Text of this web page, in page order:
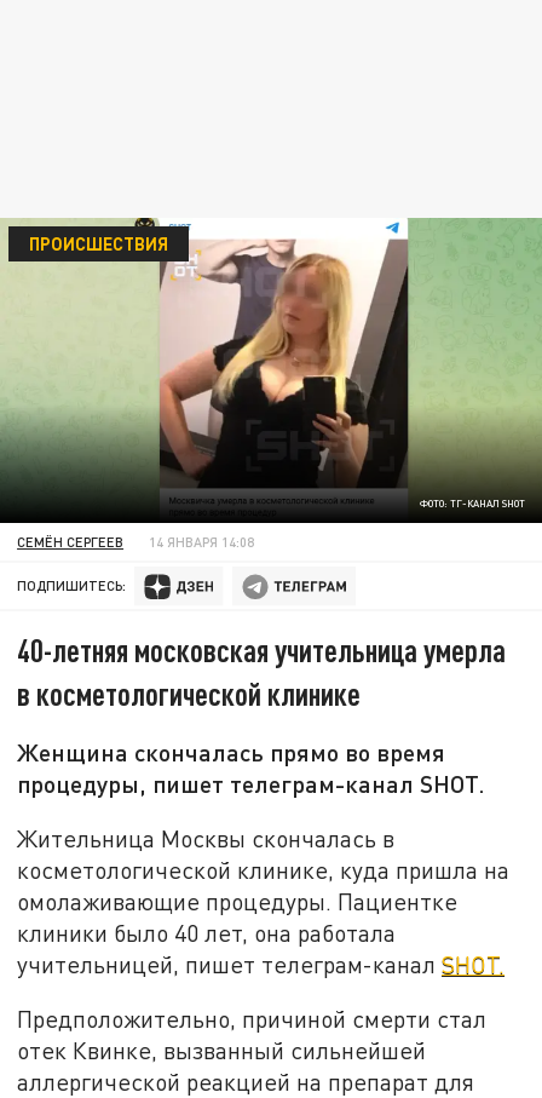
ФОТО: ТГ-КАНАЛ SHOT
ПРОИСШЕСТВИЯ
СЕМЁН СЕРГЕЕВ 14 ЯНВАРЯ 14:08
ПОДПИШИТЕСЬ:
40-летняя московская учительница умерла
в косметологической клинике
Женщина скончалась прямо во время
процедуры, пишет телеграм-канал SHOT.
Жительница Москвы скончалась в
косметологической клинике, куда пришла на
омолаживающие процедуры. Пациентке
клиники было 40 лет, она работала
учительницей, пишет телеграм-каналSHOT.
Предположительно, причиной смерти стал
отек Квинке, вызванный сильнейшей
аллергической реакцией на препарат для